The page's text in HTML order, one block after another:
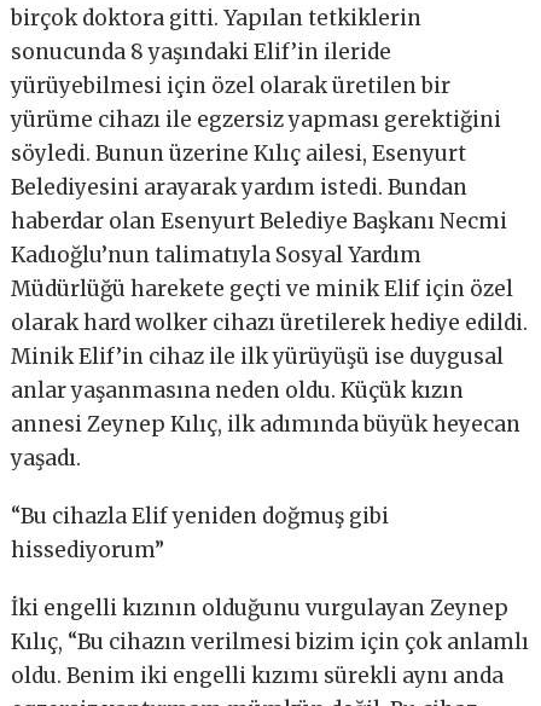
birçok doktora gitti. Yapılan tetkiklerin
sonucunda 8 yaşındaki Elif’in ileride
yürüyebilmesi için özel olarak üretilen bir
yürüme cihazı ile egzersiz yapması gerektiğini
söyledi. Bunun üzerine Kılıç ailesi, Esenyurt
Belediyesini arayarak yardım istedi. Bundan
haberdar olan Esenyurt Belediye Başkanı Necmi
Kadıoğlu’nun talimatıyla Sosyal Yardım
Müdürlüğü harekete geçti ve minik Elif için özel
olarak hard wolker cihazı üretilerek hediye edildi.
Minik Elif’in cihaz ile ilk yürüyüşü ise duygusal
anlar yaşanmasına neden oldu. Küçük kızın
annesi Zeynep Kılıç, ilk adımında büyük heyecan
yaşadı.
“Bu cihazla Elif yeniden doğmuş gibi
hissediyorum”
İki engelli kızının olduğunu vurgulayan Zeynep
Kılıç, “Bu cihazın verilmesi bizim için çok anlamlı
oldu. Benim iki engelli kızımı sürekli aynı anda